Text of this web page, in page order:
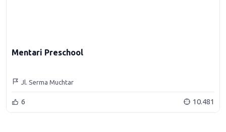
Mentari Preschool
Jl. Serma Muchtar
6 10.481